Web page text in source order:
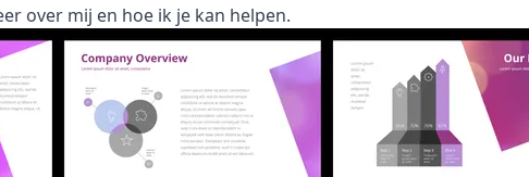
over mij en hoe ik je kan helpen.